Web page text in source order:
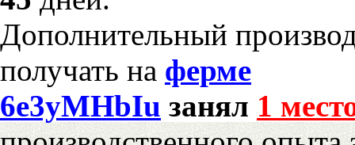
Дополнительный
получать на ферме
6e3yMHbIu занял 1